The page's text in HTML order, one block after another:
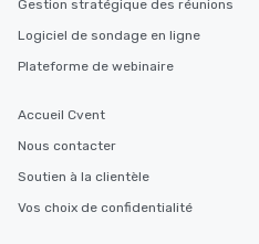
Gestion stratégique des réunions
Logiciel de sondage en ligne
Plateforme de webinaire
Accueil Cvent
Nous contacter
Soutien à la clientèle
Vos choix de confidentialité